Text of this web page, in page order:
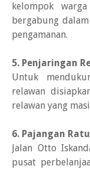
kelompok
bergabung
pengamanan.
5. Penjaringan
Untuk
relawan
relawan yang
6. Pajangan
Jalan Otto
pusat